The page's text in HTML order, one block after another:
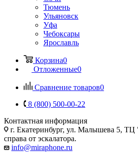
Тюмень
Ульяновск
Уфа
Чебоксары
Ярославль
Корзина0
Отложенные0
Сравнение товаров0
8 (800) 500-00-22
Контактная информация
г. Екатеринбург, ул. Малышева 5,
справа от эскалатора.
info@miraphone.ru